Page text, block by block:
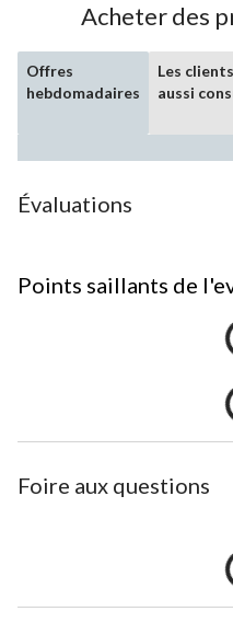
Acheter des
Offres
hebdomadaires
Les
aussi
Évaluations
Points saillants de
Foire aux questions